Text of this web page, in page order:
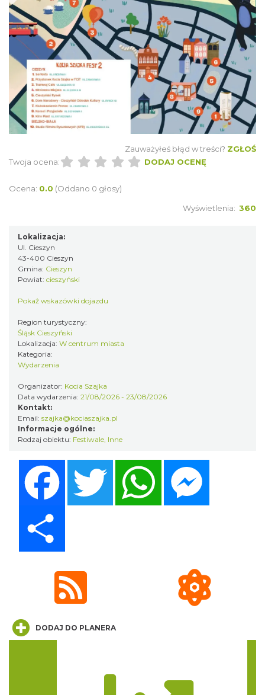
„Daniec kontra Kryszak”
Cieszyn
2026-11-08
1.76 km
Spektakl "Tajemnica 16. piętra"
Koncert KARUZELA GNA
Cieszyn
1.76 km
Mozaika Folkloru II – Spotkanie trzech
kultur
Cieszyn
2026-09-12
1.76 km
LOVE SONGS-historie miłosne zapisane w
Cieszyn
1.76 km
Zauważyłeś błąd w treści? ZGŁOŚ
Twoja ocena:
DODAJ OCENĘ
Ocena: 0.0 (Oddano 0 głosy)
Wyświetlenia: 360
Lokalizacja:
Ul. Cieszyn
43-400 Cieszyn
Gmina: Cieszyn
Powiat: cieszyński
Pokaż wskazówki dojazdu
Region turystyczny:
Śląsk Cieszyński
Lokalizacja: W centrum miasta
Kategoria:
Wydarzenia
Organizator: Kocia Szajka
Data wydarzenia: 21/08/2026 - 23/08/2026
Kontakt:
Email: szajka@kociaszajka.pl
Informacje ogólne:
Rodzaj obiektu: Festiwale Inne
Twitter
DODAJ DO PLANERA